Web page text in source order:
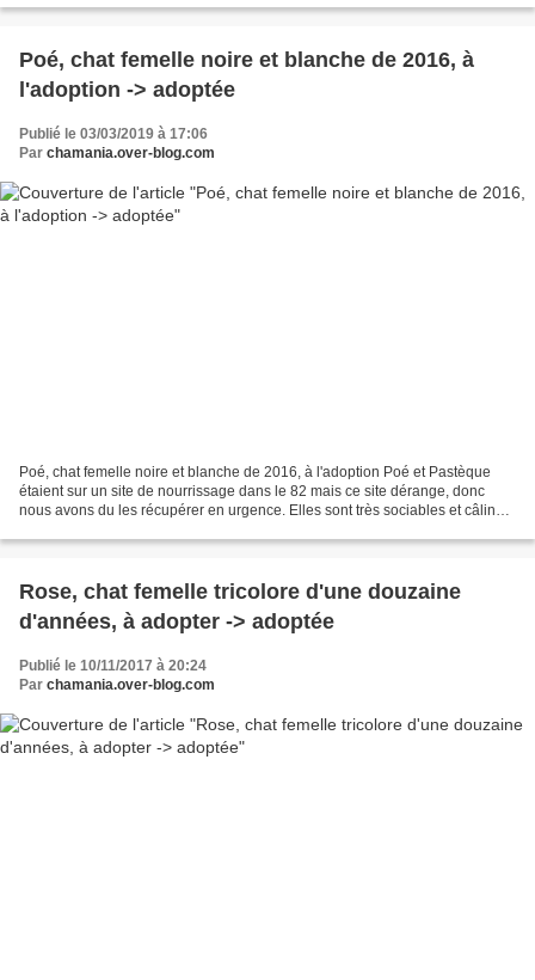
Poé, chat femelle noire et blanche de 2016, à
l'adoption -> adoptée
Publié le 03/03/2019 à 17:06
Par chamania.over-blog.com
Poé, chat femelle noire et blanche de 2016, à l'adoption Poé et Pastèque
étaient sur un site de nourrissage dans le 82 mais ce site dérange, donc
nous avons du les récupérer en urgence. Elles sont très sociables et câlines.
Rose, chat femelle tricolore d'une douzaine
d'années, à adopter -> adoptée
Publié le 10/11/2017 à 20:24
Par chamania.over-blog.com